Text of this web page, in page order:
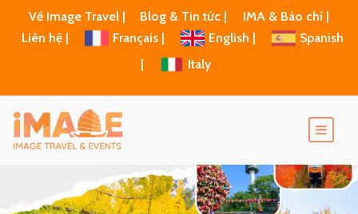
Về Image Travel | Blog & Tin tức |
IMA & Báo chí |
Liên hệ |
Français | English |
Spanish
Italy